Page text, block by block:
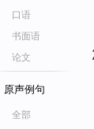
口语
书面语
论文
原声例句
全部